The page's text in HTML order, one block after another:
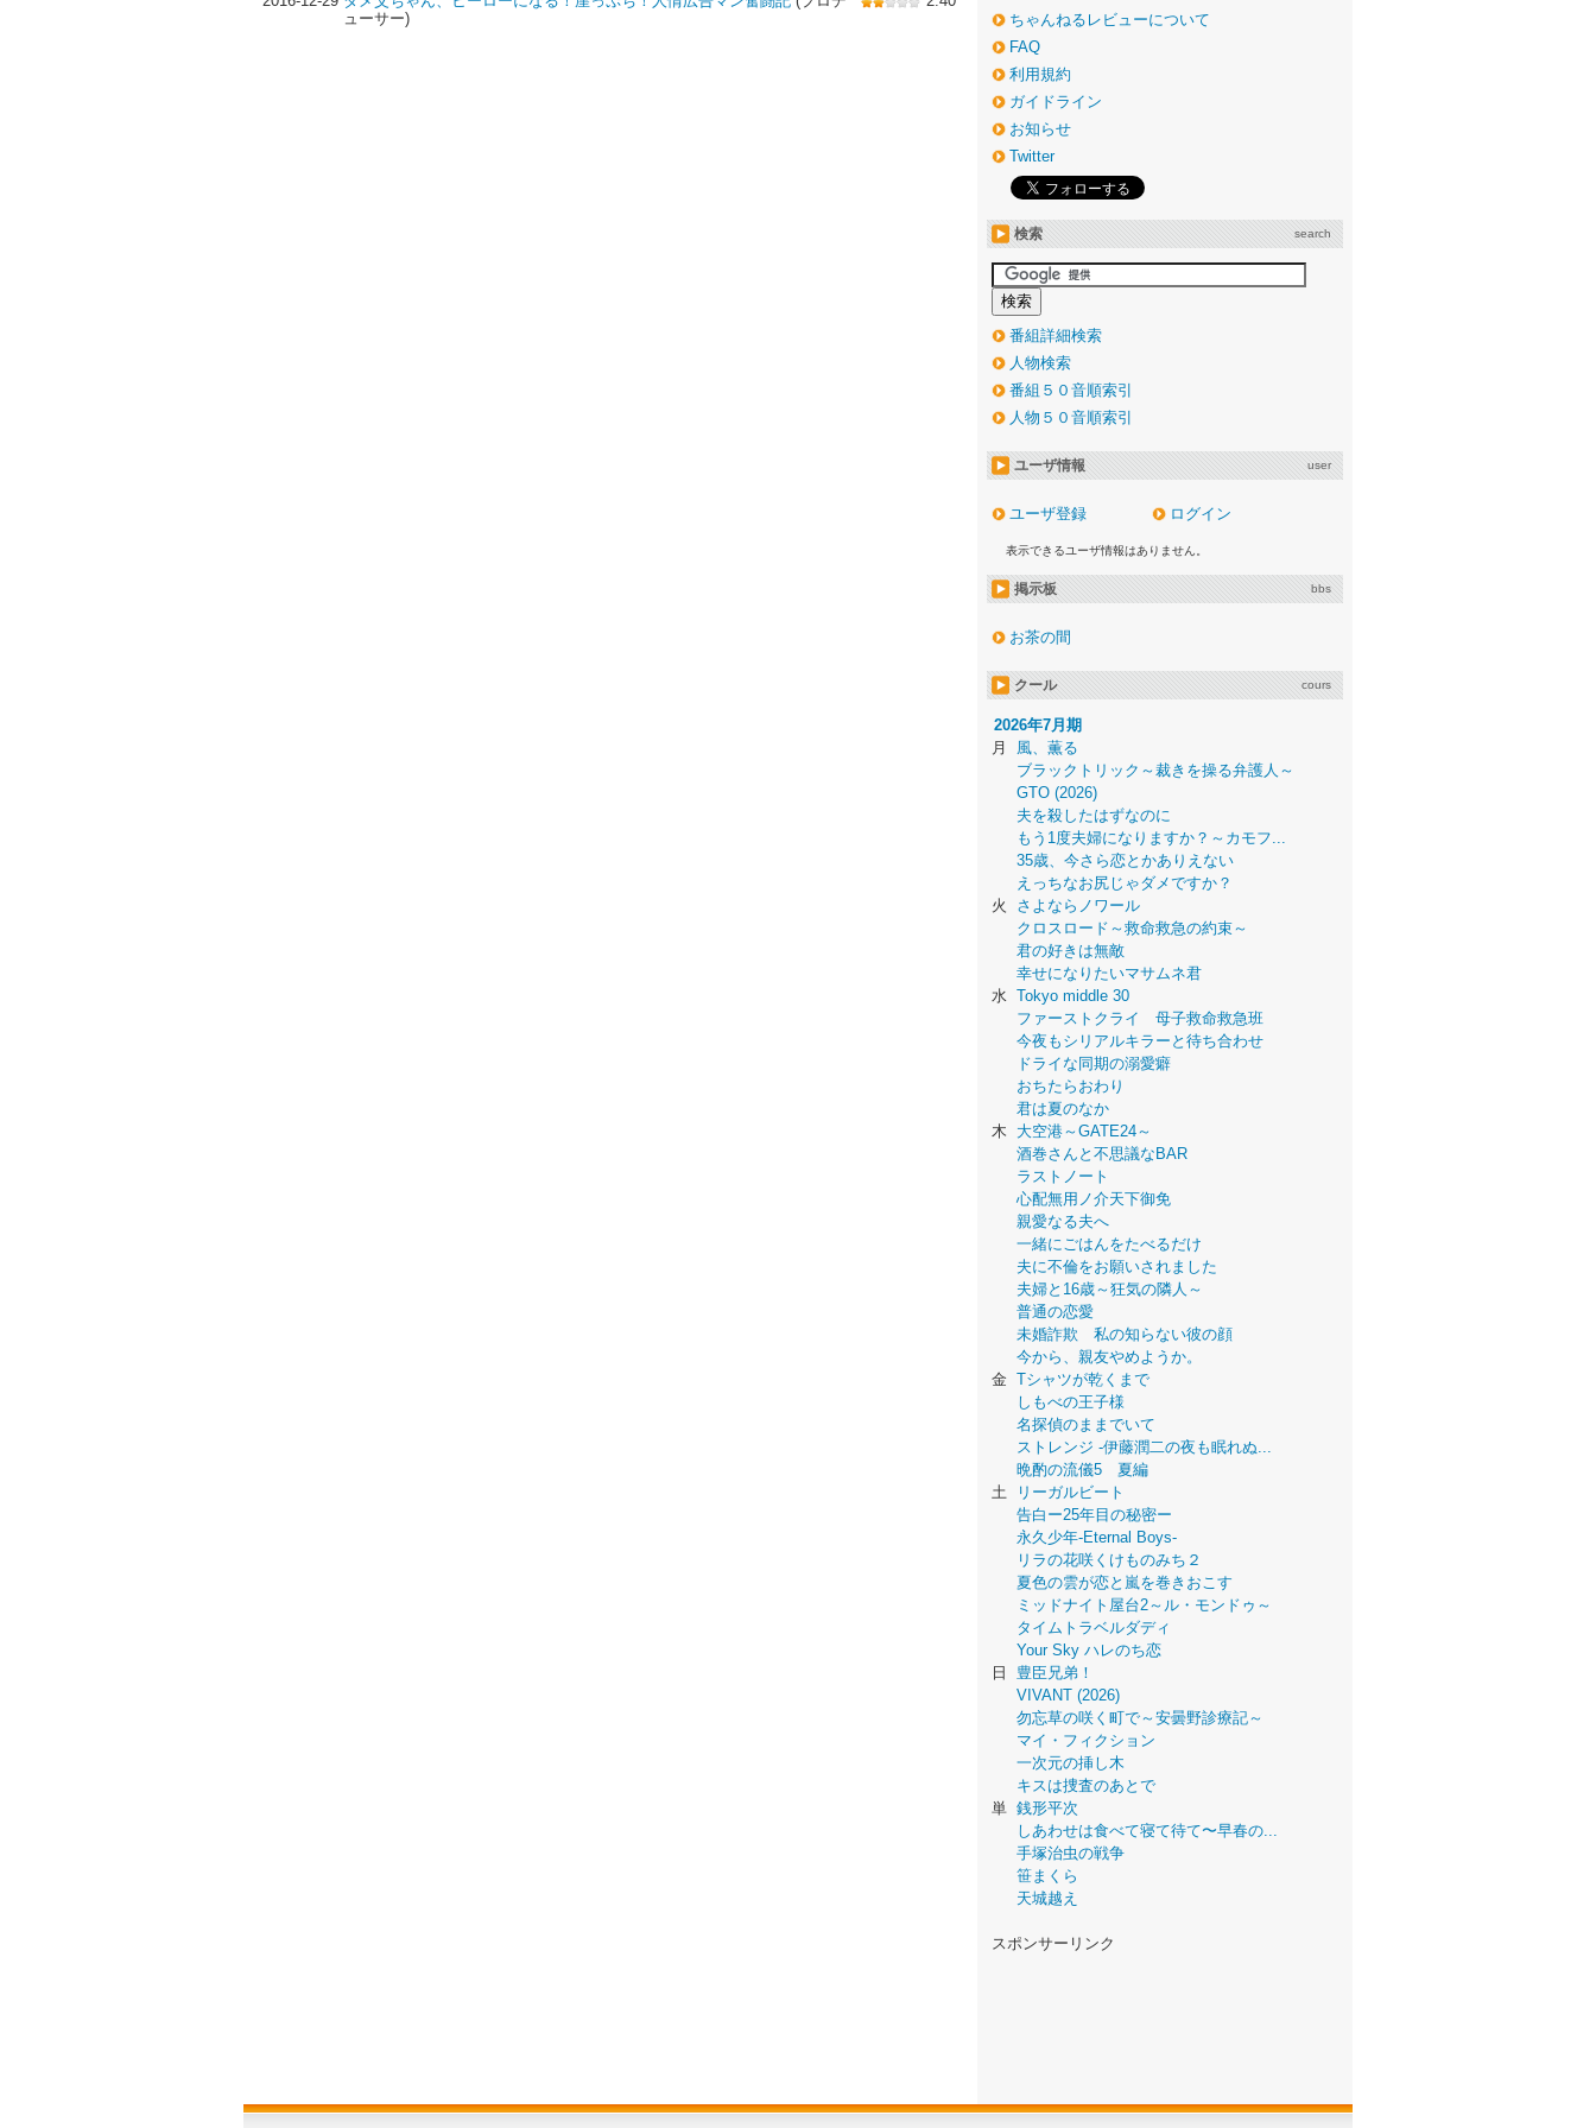
ューサー)
ちゃんねるレビューについて
FAQ
利用規約
ガイドライン
お知らせ
Twitter
検索 search
番組詳細検索
人物検索
番組５０音順索引
人物５０音順索引
ユーザ情報 user
ユーザ登録 ログイン
表示できるユーザ情報はありません。
掲示板 bbs
お茶の間
クール cours
2026年7月期
月
風、薫る
ブラックトリック～裁きを操る弁護人～
GTO (2026)
夫を殺したはずなのに
もう1度夫婦になりますか？～カモフ...
35歳、今さら恋とかありえない
えっちなお尻じゃダメですか？
火
さよならノワール
クロスロード～救命救急の約束～
君の好きは無敵
幸せになりたいマサムネ君
水 Tokyo middle 30
ファーストクライ 母子救命救急班
今夜もシリアルキラーと待ち合わせ
ドライな同期の溺愛癖
おちたらおわり
君は夏のなか
木
大空港～GATE24～
酒巻さんと不思議なBAR
ラストノート
心配無用ノ介天下御免
親愛なる夫へ
一緒にごはんをたべるだけ
夫に不倫をお願いされました
夫婦と16歳～狂気の隣人～
普通の恋愛
未婚詐欺 私の知らない彼の顔
今から、親友やめようか。
金 Tシャツが乾くまで
しもべの王子様
名探偵のままでいて
ストレンジ -伊藤潤二の夜も眠れぬ...
晩酌の流儀5 夏編
土
リーガルビート
告白ー25年目の秘密ー
永久少年-Eternal Boys-
リラの花咲くけものみち２
夏色の雲が恋と嵐を巻きおこす
ミッドナイト屋台2～ル・モンドゥ～
タイムトラベルダディ
Your Sky ハレのち恋
日
豊臣兄弟！
VIVANT (2026)
勿忘草の咲く町で～安曇野診療記～
マイ・フィクション
一次元の挿し木
キスは捜査のあとで
単 銭形平次
しあわせは食べて寝て待て〜早春の...
手塚治虫の戦争
笹まくら
天城越え
スポンサーリンク